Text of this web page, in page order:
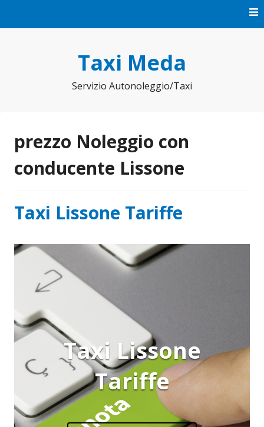
Taxi Meda
Servizio Autonoleggio/Taxi
prezzo Noleggio con
conducente Lissone
Taxi Lissone Tariffe
Taxi Lissone
Tariffe